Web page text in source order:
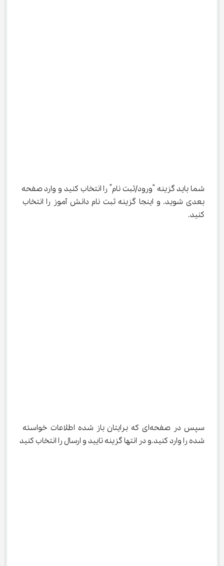
شما باید گزینه “ورود/ثبت نام” را انتخاب کنید و وارد صفحه
بعدی شوید. و اینجا گزینه ثبت نام دانش آموز را انتخاب
کنید.
سپس در صفحه‌ای که برایتان باز شده اطلاعات خواسته
شده را وارد کنید.و در انتها گزینه تایید و ارسال را انتخاب کنید